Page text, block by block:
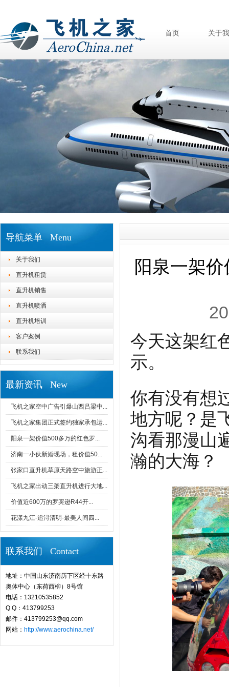
首页 关于
导航菜单 Menu
关于我们
直升机租赁
直升机销售
直升机喷洒
直升机培训
客户案例
联系我们
最新资讯 New
飞机之家空中广告引爆山西吕梁中...
飞机之家集团正式签约独家承包运...
阳泉一架价值500多万的红色罗...
济南一小伙新婚现场，租价值50...
张家口直升机草原天路空中旅游正...
飞机之家出动三架直升机进行大地...
价值近600万的罗宾逊R44开...
花漾九江-追浔清明-最美人间四...
联系我们 Contact
地址：中国山东济南历下区经十东路
奥体中心（东荷西柳）8号馆
电话：13210535852
Q Q：413799253
邮件：413799253@qq.com
网站： http://www.aerochina.net/
阳泉一架
今天这架红
示。
你有没有想
地方呢？是
沟看那漫山
瀚的大海？